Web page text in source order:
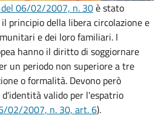
06/02/2007, n. 30è stato
principio della libera circolazione e
e dei loro familiari. I
hanno il diritto di soggiornare
un periodo non superiore a tre
o formalità. Devono però
valido per l'espatrio
02/2007, n. 30, art. 6).